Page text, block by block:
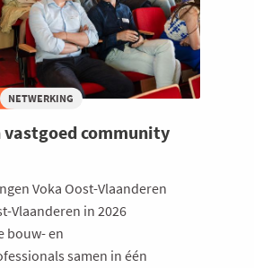
NETWERKING
vastgoed community
Voka Oost-Vlaanderen
Vlaanderen in 2026
bouw- en
samen in één